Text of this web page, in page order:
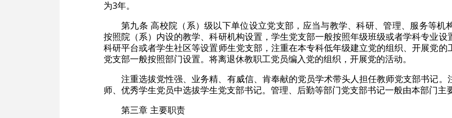
为3年。
第九条 高校院（系）级以下单位设立党支部，应当与教学、科研、管理、服务等机
按照院（系）内设的教学、科研机构设置，学生党支部一般按照年级班级或者学科专业设
科研平台或者学生社区等设置师生党支部，注重在本专科低年级建立党的组织、开展党的
党支部一般按照部门设置。将离退休教职工党员编入党的组织，开展党的活动。
注重选拔党性强、业务精、有威信、肯奉献的党员学术带头人担任教师党支部书记。
师、优秀学生党员中选拔学生党支部书记。管理、后勤等部门党支部书记一般由本部门主
第三章 主要职责